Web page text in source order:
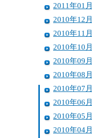
2011年01月
2010年12月
2010年11月
2010年10月
2010年09月
2010年08月
2010年07月
2010年06月
2010年05月
2010年04月